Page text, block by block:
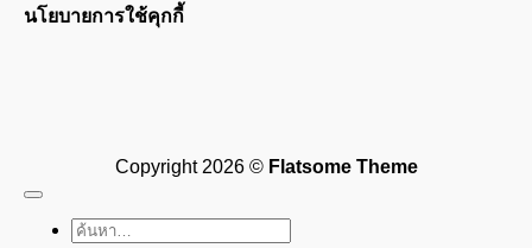
นโยบายการใช้คุกกี้
On
Copyright 2026 © Flatsome Theme
ค้นหา: